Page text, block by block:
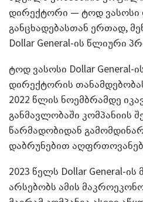
დირექტორი — ტოდ ვასოსი
განცხადებასთან ერთად,
Dollar General-ის წლიური
ტოდ ვასოსი Dollar
დირექტორის
2022 წლის ნოემბრამდე
განმავლობაში კომპანიის
წარმადობიდან
დაბრუნებით
2023 წელს Dollar General-ის
არსებობს ამის